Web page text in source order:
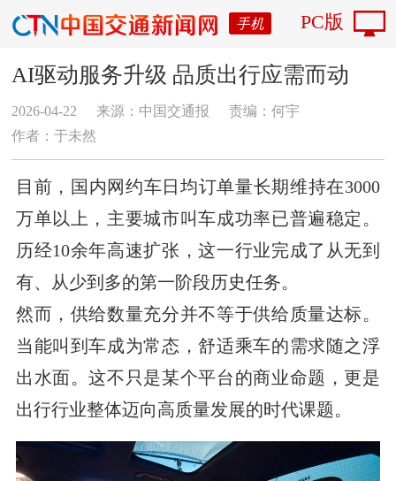
手机 PC版
AI驱动服务升级 品质出行应需而动
2026-04-22 来源：中国交通报
责编：何宇
作者：​于未然
目前，国内网约车日均订单量长期维持在3000
万单以上，主要城市叫车成功率已普遍稳定。
历经10余年高速扩张，这一行业完成了从无到
有、从少到多的第一阶段历史任务。
然而，供给数量充分并不等于供给质量达标。
当能叫到车成为常态，舒适乘车的需求随之浮
出水面。这不只是某个平台的商业命题，更是
出行行业整体迈向高质量发展的时代课题。